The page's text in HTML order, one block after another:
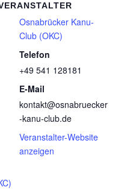
Osnabrücker Kanu-
Club (OKC)
Telefon
+49 541 128181
E-Mail
kontakt@osnabruecker
-kanu-club.de
Veranstalter-Website
anzeigen